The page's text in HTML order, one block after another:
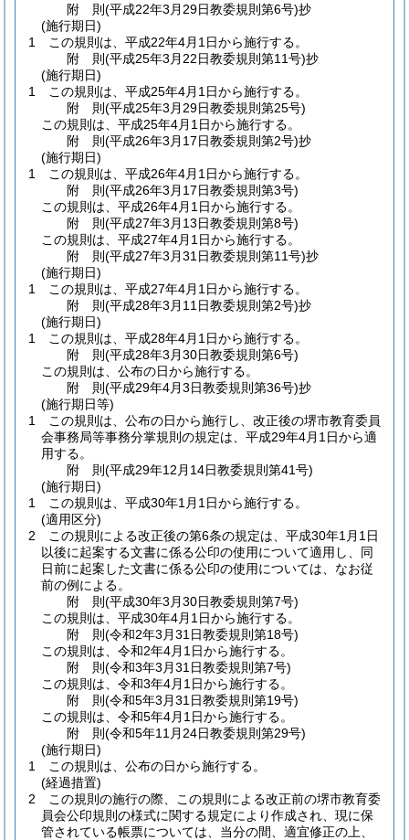
附 則(平成22年3月29日教委規則第6号)抄
(施行期日)
1
この規則は、平成22年4月1日から施行する。
附 則(平成25年3月22日教委規則第11号)抄
(施行期日)
1
この規則は、平成25年4月1日から施行する。
附 則(平成25年3月29日教委規則第25号)
この規則は、平成25年4月1日から施行する。
附 則(平成26年3月17日教委規則第2号)抄
(施行期日)
1
この規則は、平成26年4月1日から施行する。
附 則(平成26年3月17日教委規則第3号)
この規則は、平成26年4月1日から施行する。
附 則(平成27年3月13日教委規則第8号)
この規則は、平成27年4月1日から施行する。
附 則(平成27年3月31日教委規則第11号)抄
(施行期日)
1
この規則は、平成27年4月1日から施行する。
附 則(平成28年3月11日教委規則第2号)抄
(施行期日)
1
この規則は、平成28年4月1日から施行する。
附 則(平成28年3月30日教委規則第6号)
この規則は、公布の日から施行する。
附 則(平成29年4月3日教委規則第36号)抄
(施行期日等)
1
この規則は、公布の日から施行し、改正後の堺市教育委員
会事務局等事務分掌規則の規定は、平成29年4月1日から適
用する。
附 則(平成29年12月14日教委規則第41号)
(施行期日)
1
この規則は、平成30年1月1日から施行する。
(適用区分)
2
この規則による改正後の第6条の規定は、平成30年1月1日
以後に起案する文書に係る公印の使用について適用し、同
日前に起案した文書に係る公印の使用については、なお従
前の例による。
附 則(平成30年3月30日教委規則第7号)
この規則は、平成30年4月1日から施行する。
附 則(令和2年3月31日教委規則第18号)
この規則は、令和2年4月1日から施行する。
附 則(令和3年3月31日教委規則第7号)
この規則は、令和3年4月1日から施行する。
附 則(令和5年3月31日教委規則第19号)
この規則は、令和5年4月1日から施行する。
附 則(令和5年11月24日教委規則第29号)
(施行期日)
1
この規則は、公布の日から施行する。
(経過措置)
2
この規則の施行の際、この規則による改正前の堺市教育委
員会公印規則の様式に関する規定により作成され、現に保
管されている帳票については、当分の間、適宜修正の上、